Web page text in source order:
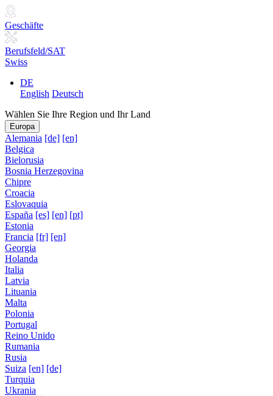
Geschäfte
Berufsfeld/SAT
Swiss
DE
English Deutsch
Wählen Sie Ihre Region und Ihr Land
Europa
Alemania [de] [en]
Belgica
Bielorusia
Bosnia Herzegovina
Chipre
Croacia
Eslovaquia
España [es] [en] [pt]
Estonia
Francia [fr] [en]
Georgia
Holanda
Italia
Latvia
Lituania
Malta
Polonia
Portugal
Reino Unido
Rumania
Rusia
Suiza [en] [de]
Turquia
Ukrania